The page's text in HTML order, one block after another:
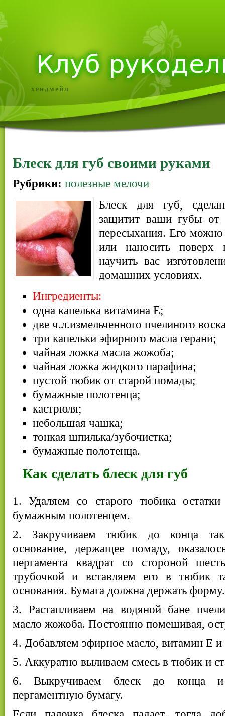
хендмейл
Блеск для губ своими руками
Рубрики: полезные мелочи
Блеск для губ,
защитит ваши губы от
пересыхания. Его можно
или наносить поверх
научить вас
домашних условиях.
Ингредиенты:
одна капелька витамина Е;
две ч.л.измельченного пчелиного
три капельки эфирного масла герани;
чайная ложка масла жожоба;
чайная ложка жидкого парафина;
пустой тюбик от старой помады;
бумажные полотенца;
кастрюля;
небольшая чашка;
тонкая шпилька/зубочистка;
бумажные полотенца.
Как сделать блеск для губ
1. Удаляем со старого тюбика
бумажным полотенцем.
2. Закручиваем тюбик до конца
основание, держащее помаду,
пергамента квадрат со стороной
трубочкой и вставляем его в тюбик
основания. Бумага должна держать форму.
3. Растапливаем на водяной бане
масло жожоба. Постоянно помешивая,
4. Добавляем эфирное масло, витамин Е
5. Аккуратно выливаем смесь в тюбик и
6. Выкручиваем блеск до конца и
пергаментную бумагу.